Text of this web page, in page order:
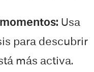
Usa
para descubrir
más activa.